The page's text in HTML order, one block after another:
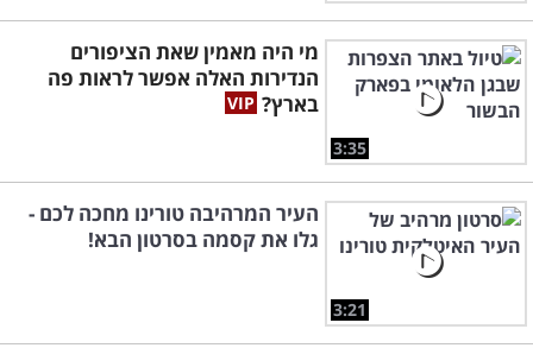
3:35
מי היה מאמין שאת הציפורים
הנדירות האלה אפשר לראות פה
בארץ?
3:21
העיר המרהיבה טורינו מחכה לכם -
גלו את קסמה בסרטון הבא!